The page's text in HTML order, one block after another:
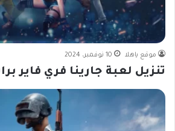
موقع ياهلا 10 نوفمبر، 2024
تنزيل لعبة جارينا فري فاير